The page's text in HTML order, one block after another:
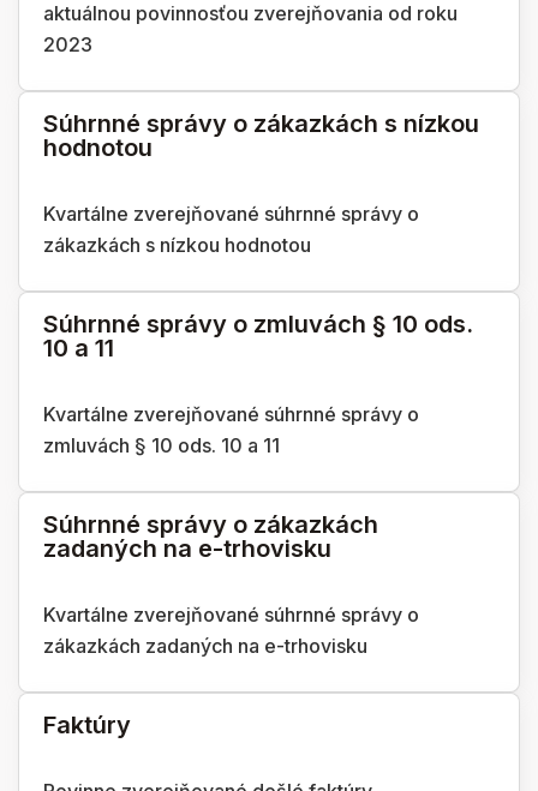
aktuálnou povinnosťou zverejňovania od roku
2023
Súhrnné správy o zákazkách s nízkou
hodnotou
Kvartálne zverejňované súhrnné správy o
zákazkách s nízkou hodnotou
Súhrnné správy o zmluvách § 10 ods.
10 a 11
Kvartálne zverejňované súhrnné správy o
zmluvách § 10 ods. 10 a 11
Súhrnné správy o zákazkách
zadaných na e-trhovisku
Kvartálne zverejňované súhrnné správy o
zákazkách zadaných na e-trhovisku
Faktúry